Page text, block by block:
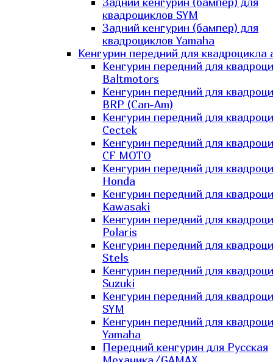
квадроциклов SYM
Задний кенгурин (бампер) для
квадроциклов Yamaha
Кенгурин передний для квадроцикла
Кенгурин передний для
Baltmotors
Кенгурин передний для
BRP (Can-Am)
Кенгурин передний для
Cectek
Кенгурин передний для
CF MOTO
Кенгурин передний для
Honda
Кенгурин передний для
Kawasaki
Кенгурин передний для
Polaris
Кенгурин передний для
Stels
Кенгурин передний для
Suzuki
Кенгурин передний для
SYM
Кенгурин передний для
Yamaha
Передний кенгурин для Русская